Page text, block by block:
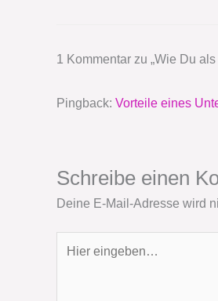
1 Kommentar zu „Wie Du
Pingback: Vorteile eines
Schreibe einen
Deine E-Mail-Adresse wird
eingeben…